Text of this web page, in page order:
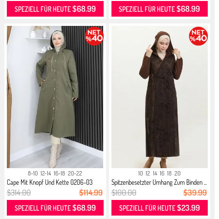
SPEZIELL FÜR HEUTE$68.99 SPEZIELL FÜR HEUTE$68.99
8-10 12-14 16-18 20-22
Cape Mit Knopf Und Kette 0206-03
Khaki
$314.00 $114.99
SPEZIELL FÜR HEUTE$68.99
10 12 14 16 18 20
Spitzenbesetzter Umhang Zum Binden ...
$100.00 $39.99
SPEZIELL FÜR HEUTE$23.99